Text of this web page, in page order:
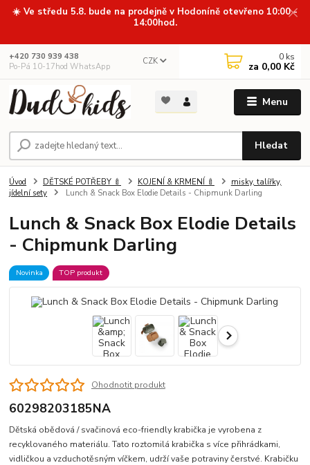
☀️ Ve středu 5.8. bude na prodejně v Hodoníně otevřeno 10:00 -
14:00hod.
Menu
CZK
Hledat
+420 730 939 438
Po-Pá 10-17hod WhatsApp
0 ks
za 0,00 Kč
Úvod DĚTSKÉ POTŘEBY 🍼 KOJENÍ & KRMENÍ 🍼
misky, talířky,
jídelní sety
Lunch & Snack Box Elodie Details - Chipmunk Darling
Lunch & Snack Box Elodie Details
- Chipmunk Darling
Novinka TOP produkt
Ohodnotit produkt
60298203185NA
Dětská obědová / svačinová eco-friendly krabička je vyrobena z
recyklovaného materiálu. Tato roztomilá krabička s více přihrádkami,
vidličkou a vzduchotěsným víčkem, udrží vaše potraviny čerstvé. Krabičku